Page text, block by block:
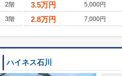
2階
3.5万円 5,000円
3階
2.8万円 7,000円
ハイネス石川